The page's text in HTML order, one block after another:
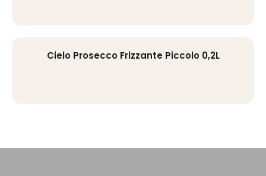
Cielo Prosecco Frizzante Piccolo 0,2L